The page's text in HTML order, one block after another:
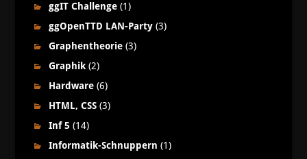
ggIT Challenge(1)
ggOpenTTD LAN-Party(3)
Graphentheorie(3)
Graphik(2)
Hardware(6)
HTML, CSS(3)
Inf 5 (14)
Informatik-Schnuppern (1)